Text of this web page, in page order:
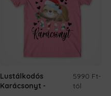
Lustálkodós
Karácsonyt
5990 Ft-
tól